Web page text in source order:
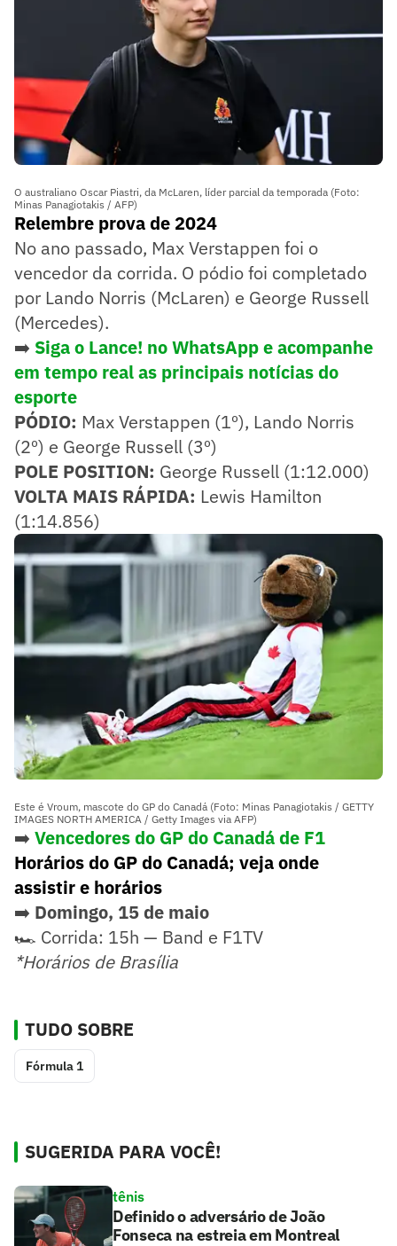
O australiano Oscar Piastri, da McLaren, líder parcial da temporada (Foto:
Minas Panagiotakis / AFP)
Relembre prova de 2024
No ano passado, Max Verstappen foi o
vencedor da corrida. O pódio foi completado
por Lando Norris (McLaren) e George Russell
(Mercedes).
➡️ Siga o Lance! no WhatsApp e acompanhe
em tempo real as principais notícias do
esporte
PÓDIO: Max Verstappen (1º), Lando Norris
(2º) e George Russell (3º)
POLE POSITION: George Russell (1:12.000)
VOLTA MAIS RÁPIDA: Lewis Hamilton
(1:14.856)
Este é Vroum, mascote do GP do Canadá (Foto: Minas Panagiotakis / GETTY
IMAGES NORTH AMERICA / Getty Images via AFP)
➡️ Vencedores do GP do Canadá de F1
Horários do GP do Canadá; veja onde
assistir e horários
➡️ Domingo, 15 de maio
🏎️ Corrida: 15h — Band e F1TV
*Horários de Brasília
TUDO SOBRE
Fórmula 1
SUGERIDA PARA VOCÊ!
tênis
Definido o adversário de João
Fonseca na estreia em Montreal